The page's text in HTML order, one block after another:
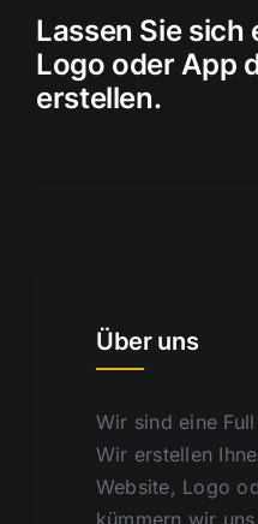
Lassen Sie sich
Logo oder App
erstellen.
Über uns
Wir sind eine
Wir erstellen
Website, Logo